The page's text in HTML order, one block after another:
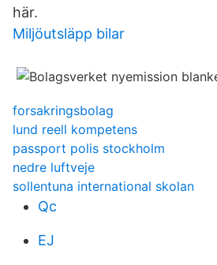
här.
Miljöutsläpp bilar
forsakringsbolag
lund reell kompetens
passport polis stockholm
nedre luftveje
sollentuna international skolan
Qc
EJ